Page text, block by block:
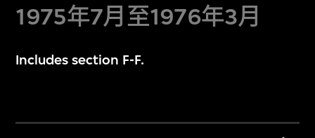
1975年7月至1976年3月
Includes section F-F.